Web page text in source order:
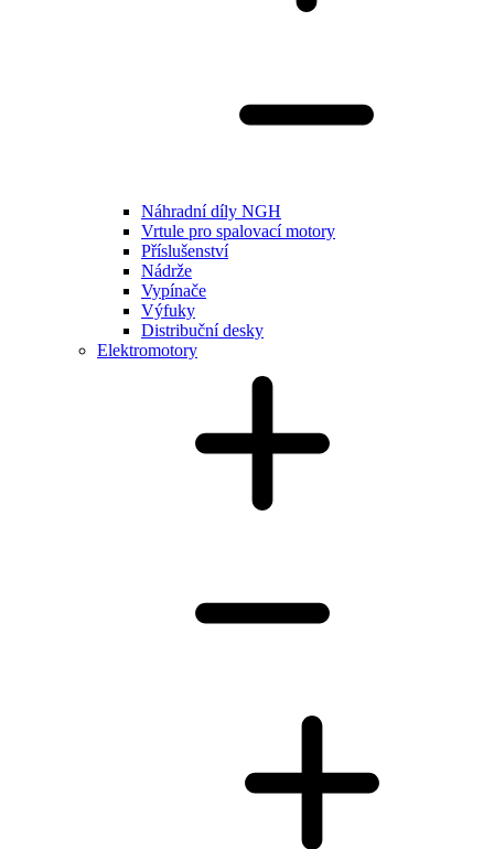
Náhradní díly NGH
Vrtule pro spalovací motory
Příslušenství
Nádrže
Vypínače
Výfuky
Distribuční desky
Elektromotory